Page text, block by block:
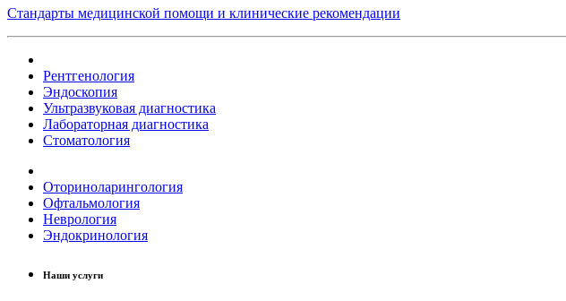
Стандарты медицинской помощи и клинические рекомендации
Рентгенология
Эндоскопия
Ультразвуковая диагностика
Лабораторная диагностика
Стоматология
Оториноларингология
Офтальмология
Неврология
Эндокринология
Наши услуги